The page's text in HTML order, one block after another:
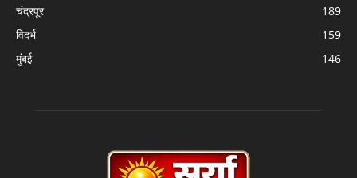
चंद्रपूर
189
विदर्भ
159
मुंबई
146